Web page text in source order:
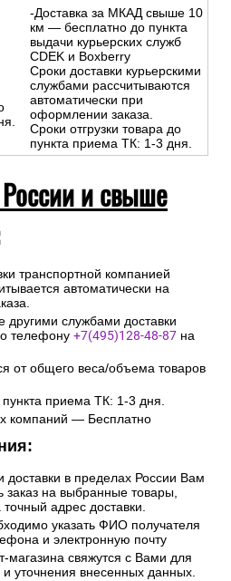
-Доставка за МКАД свыше 10
км — бесплатно до пункта
выдачи курьерских служб
CDEK и Boxberry
Сроки доставки курьерскими
службами рассчитываются
автоматически при
оформлении заказа.
Сроки отгрузки товара до
пункта приема ТК: 1-3 дня.
и свыше
транспортной компанией
автоматически на
службами доставки
телефону +7(495)128-48-87 на
от общего веса/объема товаров
пункта приема ТК: 1-3 дня.
компаний — Бесплатно
доставки в пределах России Вам
на выбранные товары,
адрес доставки.
указать ФИО получателя
и электронную почту
магазина свяжутся с Вами для
и уточнения внесенных данных.